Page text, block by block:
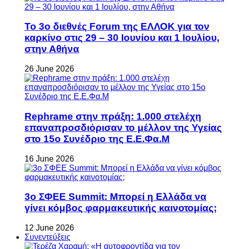
Το 3ο διεθνές Forum της ΕΛΛΟΚ για τον
καρκίνο στις 29 – 30 Ιουνίου και 1 Ιουλίου,
στην Αθήνα
26 June 2026
Rephrame στην πράξη: 1.000 στελέχη
επαναπροσδιόρισαν το μέλλον της Υγείας
στο 15ο Συνέδριο της Ε.Ε.Φα.Μ
16 June 2026
3ο ΣΦΕΕ Summit: Μπορεί η Ελλάδα να
γίνει κόμβος φαρμακευτικής καινοτομίας;
12 June 2026
Συνεντεύξεις